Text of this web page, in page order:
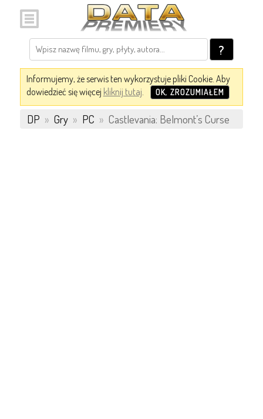
?
Informujemy, że serwis ten wykorzystuje pliki Cookie. Aby
dowiedzieć się więcej kliknij tutaj. OK, ZROZUMIAŁEM
DP » Gry » PC » Castlevania: Belmont’s Curse